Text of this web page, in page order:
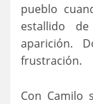
pueblo
estallido
aparición.
frustración.
Con Camilo